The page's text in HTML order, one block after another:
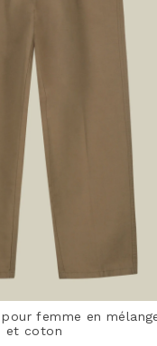
femme en
et coton